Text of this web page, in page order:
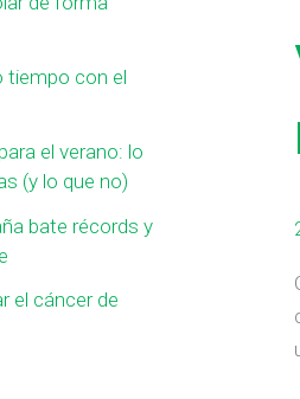
tiempo con el
el verano: lo
(y lo que no)
bate récords y
el cáncer de